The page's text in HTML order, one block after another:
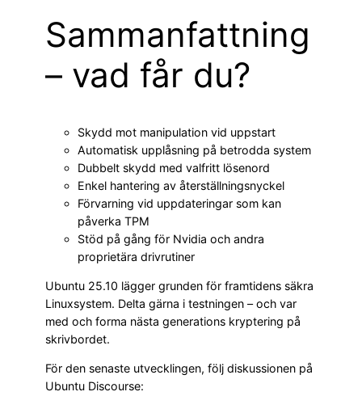
Sammanfattning
– vad får du?
Skydd mot manipulation vid uppstart
Automatisk upplåsning på betrodda system
Dubbelt skydd med valfritt lösenord
Enkel hantering av återställningsnyckel
Förvarning vid uppdateringar som kan
påverka TPM
Stöd på gång för Nvidia och andra
proprietära drivrutiner
Ubuntu 25.10 lägger grunden för framtidens säkra
Linuxsystem. Delta gärna i testningen – och var
med och forma nästa generations kryptering på
skrivbordet.
För den senaste utvecklingen, följ diskussionen på
Ubuntu Discourse: